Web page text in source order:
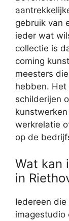
gebruik van
ieder wat
collectie is
coming
meesters
hebben. Het
schilderijen
werkrelatie
op de
Wat kan
in
Iedereen
imagestudio